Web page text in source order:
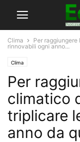
Clima
Per raggiungere
rinnovabili ogni anno...
Clima
Per
climatico
triplicare
anno da